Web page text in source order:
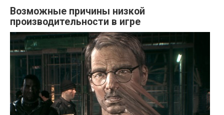
Возможные причины низкой
производительности в игре